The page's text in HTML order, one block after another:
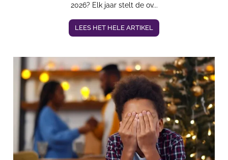
2026? Elk jaar stelt de ov...
LEES HET HELE ARTIKEL